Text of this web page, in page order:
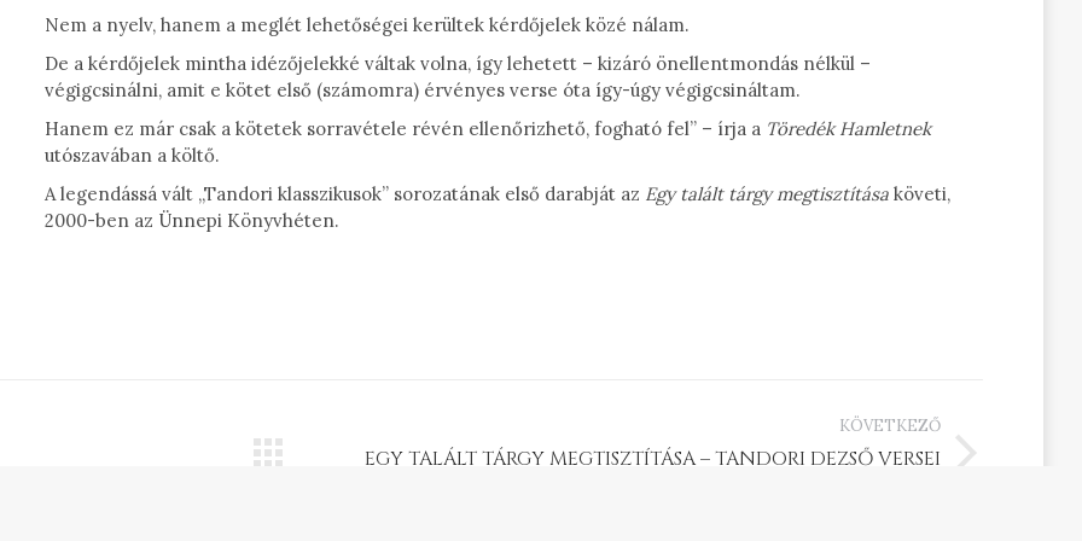
Nem a nyelv, hanem a meglét lehetőségei kerültek kérdőjelek közé nálam.
De a kérdőjelek mintha idézőjelekké váltak volna, így lehetett – kizáró önellentmondás nélkül –
végigcsinálni, amit e kötet első (számomra) érvényes verse óta így-úgy végigcsináltam.
Hanem ez már csak a kötetek sorravétele révén ellenőrizhető, fogható fel” – írja a Töredék Hamletnek
utószavában a költő.
A legendássá vált „Tandori klasszikusok” sorozatának első darabját az Egy talált tárgy megtisztítása követi,
2000-ben az Ünnepi Könyvhéten.
KÖVETKEZŐ
EGY TALÁLT TÁRGY MEGTISZTÍTÁSA – TANDORI DEZSŐ VERSEI